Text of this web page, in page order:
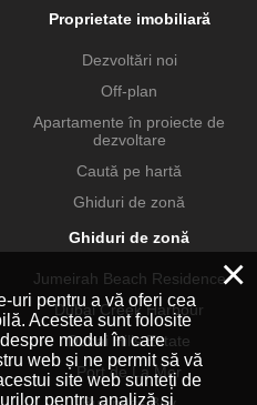
Proprietate imobiliară
Dezvoltări noi
Off-plan
Apartamente în proiecte de
dezvoltare
Caută pe hartă
Ghiduri de zonă
Ghiduri de zonă
Jumeirah Beach Residence
Dubai Creek Harbour
Dubai Hills Estate
Port de La Mer
×
uri pentru a vă oferi cea
Acestea sunt folosite
modul în care
web și ne permit să vă
site web sunteți de
pentru analiză și